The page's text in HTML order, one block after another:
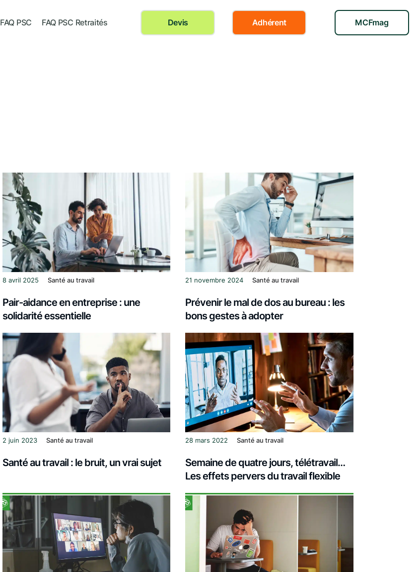
FAQ PSC FAQ PSC Retraités Devis Adhérent MCFmag
8 avril 2025 Santé au travail
Pair-aidance en entreprise : une
solidarité essentielle
21 novembre 2024 Santé au travail
Prévenir le mal de dos au bureau : les
bons gestes à adopter
2 juin 2023 Santé au travail
Santé au travail : le bruit, un vrai sujet
28 mars 2022 Santé au travail
Semaine de quatre jours, télétravail…
Les effets pervers du travail flexible